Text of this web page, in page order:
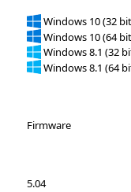
Windows 10 (32
Windows 10 (64
Windows 8.1 (32
Windows 8.1 (64
Firmware
5.04